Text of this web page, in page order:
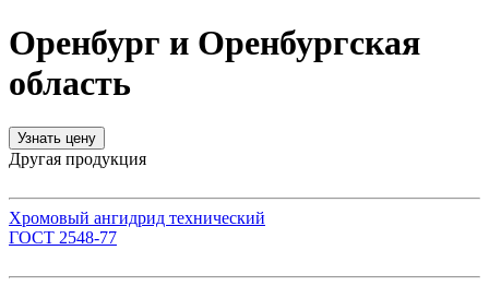
Оренбург и Оренбургская
область
Узнать цену
Другая продукция
Хромовый ангидрид технический
ГОСТ 2548-77